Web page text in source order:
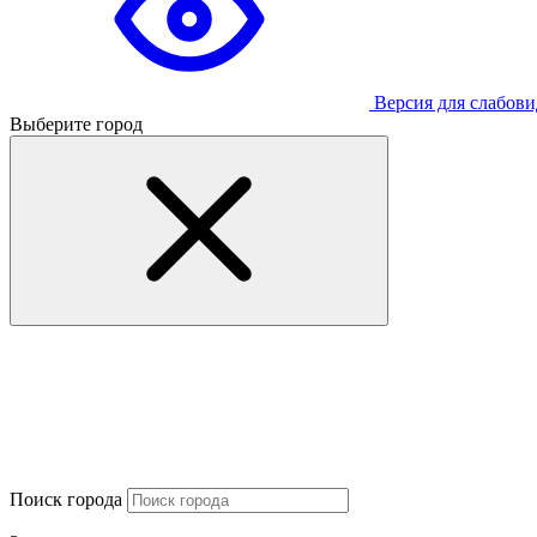
Версия для
Выберите город
Поиск города